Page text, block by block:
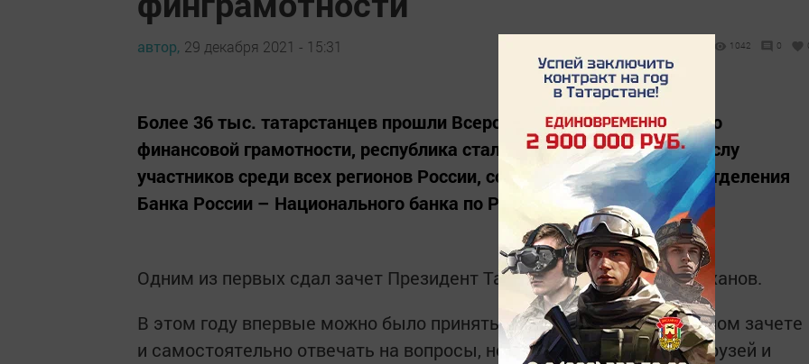
автор, 29 декабря 2021 - 15:31 1042 0
Более 36 тыс. татарстанцев прошли Всероссийский онлайн-зачет по
финансовой грамотности, республика стала лидером по общему числу
участников среди всех регионов России, сообщила пресс-служба Отделения
Банка России – Национального банка по РТ.
Одним из первых сдал зачет Президент Татарстана Рустам Минниханов.
В этом году впервые можно было принять участие не только в личном зачете
и самостоятельно отвечать на вопросы, но и собрать команду из друзей и